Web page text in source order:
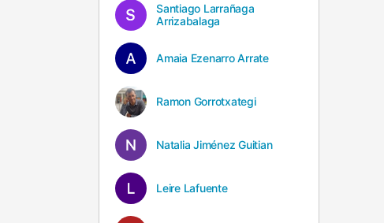
Santiago Larrañaga
Arrizabalaga
Amaia Ezenarro Arrate
Ramon Gorrotxategi
Natalia Jiménez Guitian
Leire Lafuente